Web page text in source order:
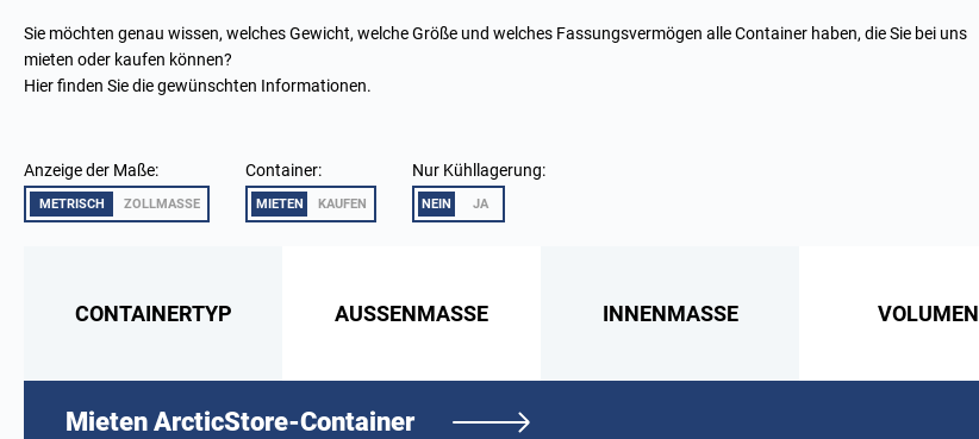
Sie möchten genau wissen, welches Gewicht, welche Größe und welches Fassungsvermögen alle Container haben, die Sie bei uns
mieten oder kaufen können?
Hier finden Sie die gewünschten Informationen.
Anzeige der Maße:
METRISCH ZOLLMASSE
Container:
MIETEN KAUFEN
Nur Kühllagerung:
NEIN JA
CONTAINERTYP AUSSENMASSE INNENMASSE VOLUMEN
Mieten ArcticStore-Container